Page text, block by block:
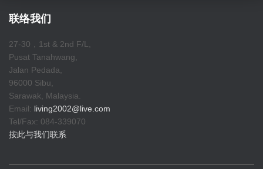
联络我们
27-30，1st & 2nd F/L,
Pusat Tanahwang,
Jalan Pedada,
96000 Sibu,
Sarawak, Malaysia.
Email: living2002@live.com
Tel/Fax: 084-339070
按此与我们联系